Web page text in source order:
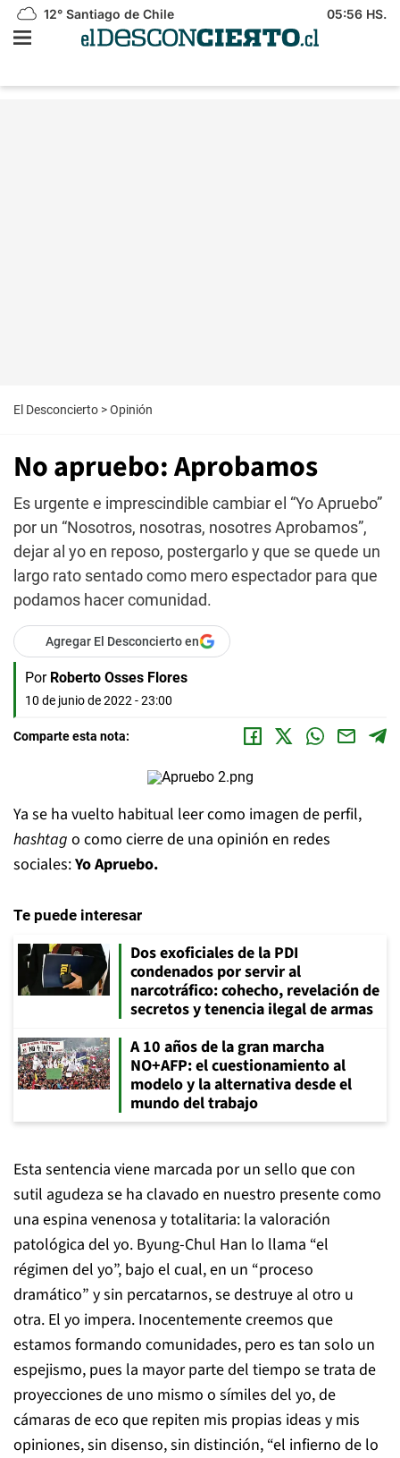
12° Santiago de Chile 05:56 HS.
El Desconcierto >Opinión
No apruebo: Aprobamos
Es urgente e imprescindible cambiar el “Yo Apruebo”
por un “Nosotros, nosotras, nosotres Aprobamos”,
dejar al yo en reposo, postergarlo y que se quede un
largo rato sentado como mero espectador para que
podamos hacer comunidad.
Agregar El Desconcierto en
Por Roberto Osses Flores
10 de junio de 2022 - 23:00
Comparte esta nota:
Ya se ha vuelto habitual leer como imagen de perfil,
hashtag o como cierre de una opinión en redes
sociales:Yo Apruebo.
Te puede interesar
Dos exoficiales de la PDI
condenados por servir al
narcotráfico: cohecho, revelación de
secretos y tenencia ilegal de armas
A 10 años de la gran marcha
NO+AFP: el cuestionamiento al
modelo y la alternativa desde el
mundo del trabajo
Esta sentencia viene marcada por un sello que con
sutil agudeza se ha clavado en nuestro presente como
una espina venenosa y totalitaria: la valoración
patológica del yo. Byung-Chul Han lo llama “el
régimen del yo”, bajo el cual, en un “proceso
dramático” y sin percatarnos, se destruye al otro u
otra. El yo impera. Inocentemente creemos que
estamos formando comunidades, pero es tan solo un
espejismo, pues la mayor parte del tiempo se trata de
proyecciones de uno mismo o símiles del yo, de
cámaras de eco que repiten mis propias ideas y mis
opiniones, sin disenso, sin distinción, “el infierno de lo